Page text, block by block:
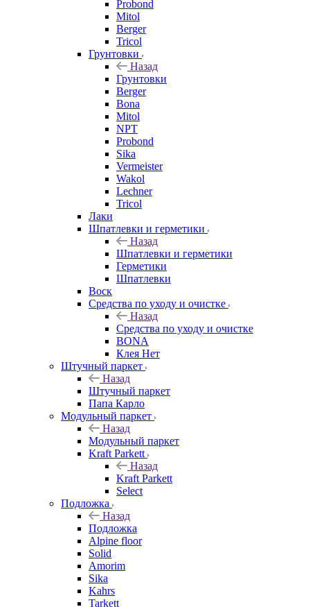
Probond
Mitol
Berger
Tricol
Грунтовки
Назад
Грунтовки
Berger
Bona
Mitol
NPT
Probond
Sika
Vermeister
Wakol
Lechner
Tricol
Лаки
Шпатлевки и герметики
Назад
Шпатлевки и герметики
Герметики
Шпатлевки
Воск
Средства по уходу и очистке
Назад
Средства по уходу и очистке
BONA
Клея Нет
Штучный паркет
Назад
Штучный паркет
Папа Карло
Модульный паркет
Назад
Модульный паркет
Kraft Parkett
Назад
Kraft Parkett
Select
Подложка
Назад
Подложка
Alpine floor
Solid
Amorim
Sika
Kahrs
Tarkett